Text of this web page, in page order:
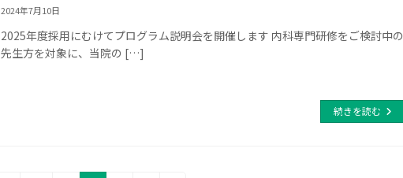
2024年7月10日
2025年度採用にむけてプログラム説明会を開催します 内科専門研修をご検討中の
先生方を対象に、当院の […]
続きを読む